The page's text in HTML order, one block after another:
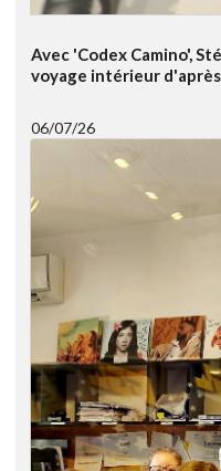
Avec 'Codex Camino',
voyage intérieur d'après
06/07/26